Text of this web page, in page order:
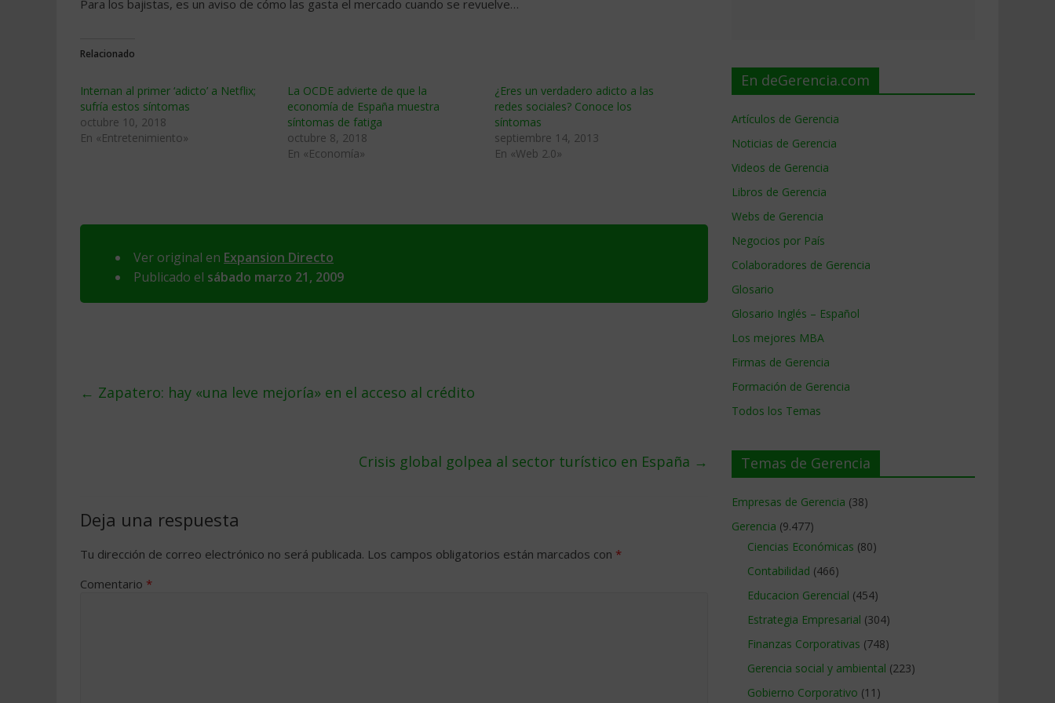
Para los bajistas, es un aviso de cómo las gasta el mercado cuando se revuelve…
Relacionado
Internan al primer ‘adicto’ a Netflix;
sufría estos síntomas
octubre 10, 2018
En «Entretenimiento»
La OCDE advierte de que la
economía de España muestra
síntomas de fatiga
octubre 8, 2018
En «Economía»
¿Eres un verdadero adicto a las
redes sociales? Conoce los
síntomas
septiembre 14, 2013
En «Web 2.0»
Ver original en Expansion Directo
Publicado el sábado marzo 21, 2009
← Zapatero: hay «una leve mejorí­a» en el acceso al crédito
Crisis global golpea al sector turí­stico en España →
Deja una respuesta
Tu dirección de correo electrónico no será publicada. Los campos obligatorios están marcados con *
Comentario *
En deGerencia.com
Artículos de Gerencia
Noticias de Gerencia
Videos de Gerencia
Libros de Gerencia
Webs de Gerencia
Negocios por País
Colaboradores de Gerencia
Glosario
Glosario Inglés – Español
Los mejores MBA
Firmas de Gerencia
Formación de Gerencia
Todos los Temas
Temas de Gerencia
Empresas de Gerencia (38)
Gerencia (9.477)
Ciencias Económicas (80)
Contabilidad (466)
Educacion Gerencial (454)
Estrategia Empresarial (304)
Finanzas Corporativas (748)
Gerencia social y ambiental (223)
Gobierno Corporativo (11)